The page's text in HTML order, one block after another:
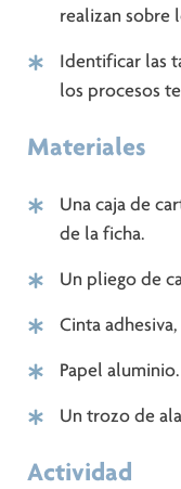
realizan sobre
Identificar las
los procesos
Materiales
Una caja de
de la ficha.
Un pliego de
Cinta
Papel aluminio.
Un trozo de
Actividad